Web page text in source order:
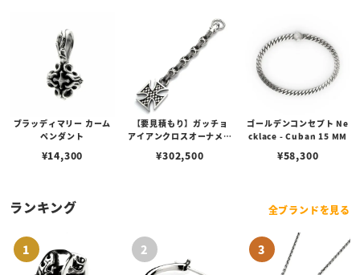
ブラッディマリー カーム
ペンダント
¥14,300
【要見積もり】ガッチョ
アイアンクロスオーナメン
クスハンターノッカー Ve
¥302,500
ゴールデンコンセプト Ne
cklace - Cuban 15 MM
¥58,300
ランキング 全ブランドを見る